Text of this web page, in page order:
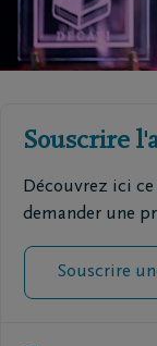
Souscrire
Découvrez ici ce
demander une
Souscrire